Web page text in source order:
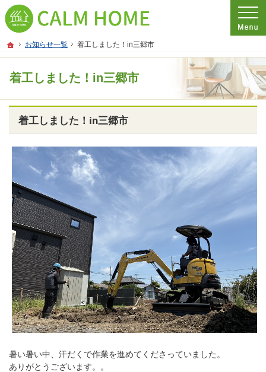
ホーム
お知らせ一覧 着工しました！in三郷市
着工しました！in三郷市
プロの目線からご提案。埼玉県さいたま市の注文住宅・新築戸建てを手がける工
埼玉県さいたま市の新築・注文住宅・新築戸建てを手がける工務店ならCALM
着工しました！in三郷市
暑い暑い中、汗だくで作業を進めてくださっていました。
ありがとうございます。。